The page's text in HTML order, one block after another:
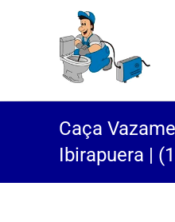
Caça
Ibirapuera |